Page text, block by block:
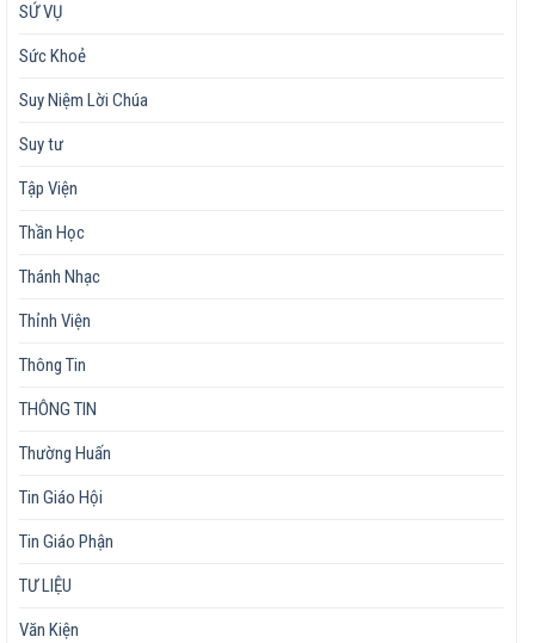
SỨ VỤ
Sức Khoẻ
Suy Niệm Lời Chúa
Suy tư
Tập Viện
Thần Học
Thánh Nhạc
Thỉnh Viện
Thông Tin
THÔNG TIN
Thường Huấn
Tin Giáo Hội
Tin Giáo Phận
TƯ LIỆU
Văn Kiện